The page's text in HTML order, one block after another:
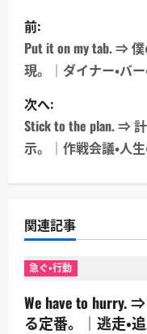
投
稿
ナ
ビ
ゲ
ー
シ
ョ
ン
前:
Put it on my tab. ⇒
現。｜ダイナー・バー
次へ:
Stick to the plan. ⇒
示。｜作戦会議・人
関連記事
急ぐ・行動
We have to hurry.
る定番。｜逃走・